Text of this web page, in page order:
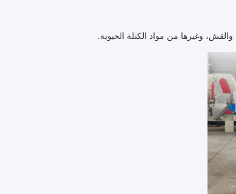
وغيرها من مواد الكتلة الحيوية.